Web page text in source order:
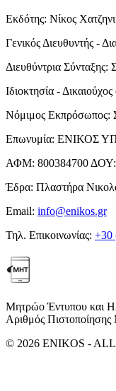
Εκδότης: Νίκος
Γενικός Διευθυντής -
Διευθύντρια Σύνταξης:
Ιδιοκτησία -
Νόμιμος Εκπρόσωπος:
Επωνυμία: ΕΝΙΚΟΣ
ΑΦΜ: 800384700 ΔΟΥ:
Έδρα: Πλαστήρα
Email: info@enikos.gr
Τηλ. Επικοινωνίας: +30
Μητρώο Έντυπου και
Αριθμός
© 2026 ENIKOS -